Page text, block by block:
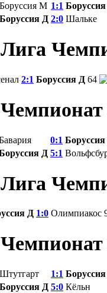
Боруссия М 1:1
Боруссия Д 2:0 Шальке
Лига
2:1 Боруссия Д 64
0:1
Д 5:1
Лига
Д 1:0 Олимпиакос
Штутгарт 1:1
Боруссия Д 5:0 Кёльн